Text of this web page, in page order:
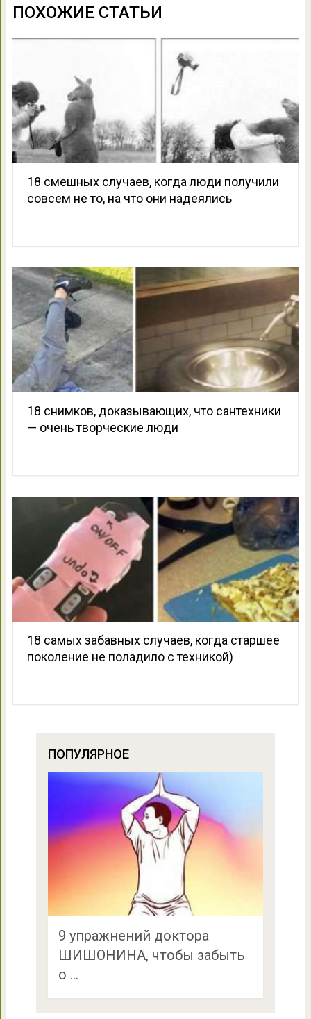
ПОХОЖИЕ СТАТЬИ
18 смешных случаев, когда люди получили
совсем не то, на что они надеялись
18 снимков, доказывающих, что сантехники
— очень творческие люди
18 самых забавных случаев, когда старшее
поколение не поладило с техникой)
ПОПУЛЯРНОЕ
9 упражнений доктора
ШИШОНИНА, чтобы забыть
о …